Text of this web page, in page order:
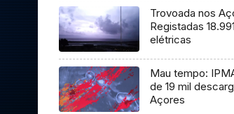
Trovoada nos
Registadas
elétricas
Mau tempo:
de 19 mil
Açores